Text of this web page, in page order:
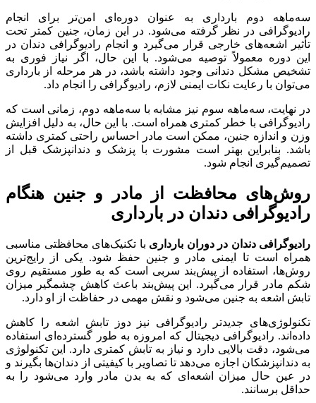
سه‌ماهه دوم بارداری به عنوان دوره‌ای امن‌تر برای انجام
رادیوگرافی در نظر گرفته می‌شود. در این زمان، جنین کمتر تحت
تأثیر اشعه‌های خارجی قرار می‌گیرد و انجام رادیوگرافی دندان در
این دوره معمولاً توصیه می‌شود. با این حال، اگر نیاز فوری به
تشخیص مشکل دندانی وجود داشته باشد، در هر مرحله از بارداری
می‌توان با رعایت نکات ایمنی لازم، رادیوگرافی را انجام داد.
در نهایت، سه‌ماهه سوم نیز مشابه با سه‌ماهه دوم، زمانی است که
رادیوگرافی با خطر کمتری همراه است. با این حال، به دلیل افزایش
وزن و اندازه جنین، ممکن است مادر احساس راحتی کمتری داشته
باشد. بنابراین بهتر است مشورت با پزشک و دندانپزشک قبل از
تصمیم‌گیری انجام شود.
روش‌های محافظت از مادر و جنین هنگام
رادیوگرافی دندان در بارداری
رادیوگرافی دندان در دوران بارداری با تکنیک‌های محافظتی مناسبی
همراه است تا ایمنی مادر و جنین حفظ شود. یکی از رایج‌ترین
روش‌ها، استفاده از پیش‌بند سربی است که به طور مستقیم روی
شکم مادر قرار می‌گیرد. این پیش‌بند باعث کاهش چشمگیر میزان
تابش اشعه به جنین می‌شود و نقش مهمی در حفاظت از او دارد.
تکنولوژی‌های جدیدتر رادیوگرافی نیز دوز تابش اشعه را کاهش
داده‌اند. رادیوگرافی دیجیتال که امروزه به طور گسترده‌ای استفاده
می‌شود، دقت بالایی دارد و نیاز به تابش کمتری دارد. این تکنولوژی
به دندانپزشکان اجازه می‌دهد تا تصاویر با کیفیتی از دندان‌ها بگیرند و
در عین حال میزان اشعه‌ای که به بدن مادر وارد می‌شود را به
حداقل برسانند.